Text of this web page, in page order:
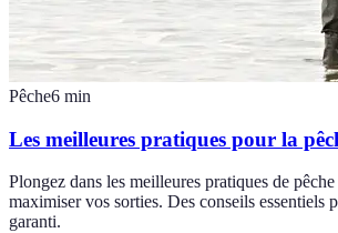
Pêche6 min
Les meilleures pratiques pour la
Plongez dans les meilleures pratiques de
maximiser vos sorties. Des conseils essentiels
garanti.